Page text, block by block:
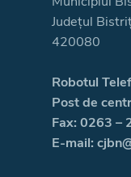
Județul
420080
Robotul
Post de
Fax: 0263 –
E-mail: